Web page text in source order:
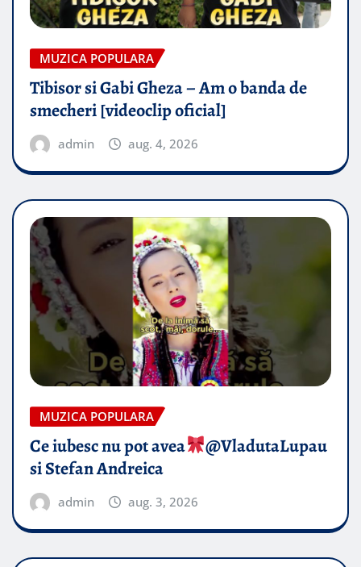
MUZICA POPULARA
Tibisor si Gabi Gheza – Am o banda de
smecheri [videoclip oficial]
admin aug. 4, 2026
MUZICA POPULARA
Ce iubesc nu pot avea
​@VladutaLupau
si Stefan Andreica
admin aug. 3, 2026